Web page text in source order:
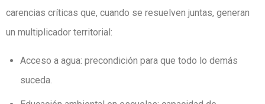
carencias críticas que, cuando se resuelven juntas, generan
un multiplicador territorial:
Acceso a agua: precondición para que todo lo demás
suceda.